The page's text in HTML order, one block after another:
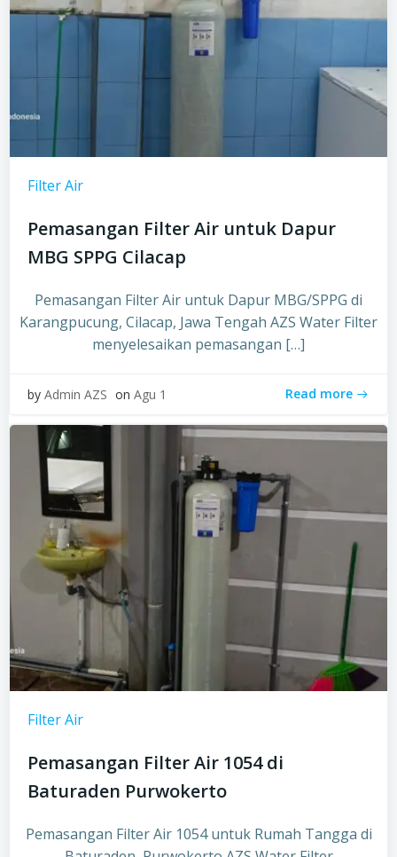
Filter Air
Pemasangan Filter Air untuk Dapur
MBG SPPG Cilacap
Pemasangan Filter Air untuk Dapur MBG/SPPG di
Karangpucung, Cilacap, Jawa Tengah AZS Water Filter
menyelesaikan pemasangan […]
by Admin AZS on Agu 1 Read more
Filter Air
Pemasangan Filter Air 1054 di
Baturaden Purwokerto
Pemasangan Filter Air 1054 untuk Rumah Tangga di